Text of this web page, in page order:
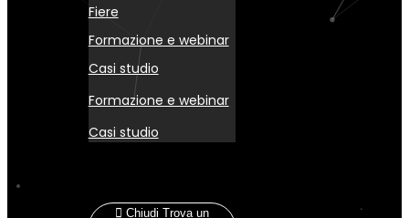
Fiere
Formazione e webinar
Casi studio
Formazione e webinar
Casi studio
Chiudi Trova un